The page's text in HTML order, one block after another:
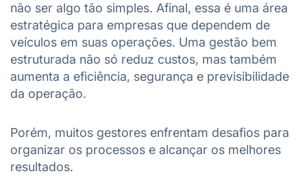
não ser algo tão simples. Afinal, essa é uma área
estratégica para empresas que dependem de
veículos em suas operações. Uma gestão bem
estruturada não só reduz custos, mas também
aumenta a eficiência, segurança e previsibilidade
da operação.
Porém, muitos gestores enfrentam desafios para
organizar os processos e alcançar os melhores
resultados.